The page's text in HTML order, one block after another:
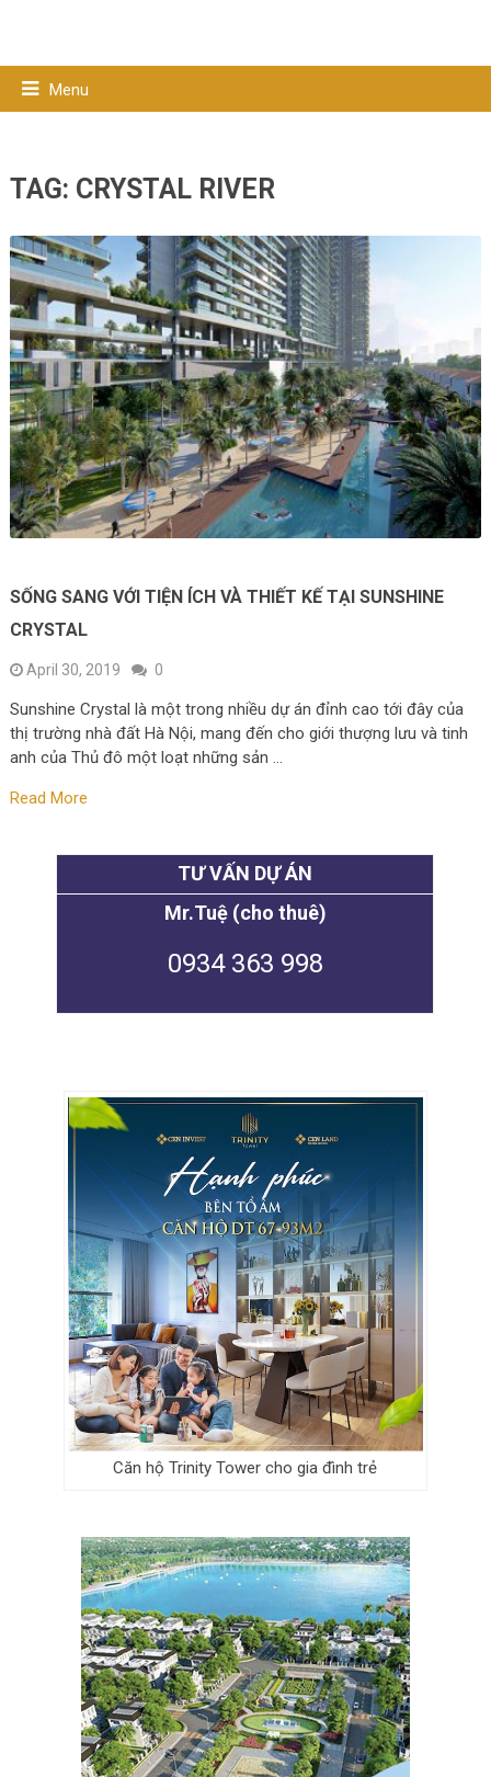
Menu
TAG: CRYSTAL RIVER
SỐNG SANG VỚI TIỆN ÍCH VÀ THIẾT KẾ TẠI SUNSHINE
CRYSTAL
April 30, 2019 0
Sunshine Crystal là một trong nhiều dự án đỉnh cao tới đây của
thị trường nhà đất Hà Nội, mang đến cho giới thượng lưu và tinh
anh của Thủ đô một loạt những sản …
Read More
TƯ VẤN DỰ ÁN
Mr.Tuệ (cho thuê)
0934 363 998
Căn hộ Trinity Tower cho gia đình trẻ